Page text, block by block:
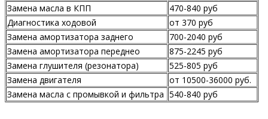
Замена масла в КПП
470-840 руб
Диагностика ходовой
от 370 руб
Замена амортизатора заднего
700-2040 руб
Замена амортизатора переднео
875-2245 руб
Замена глушителя (резонатора)
525-805 руб
Замена двигателя
от 10500-36000 руб.
Замена масла с промывкой и фильтра 540-840 руб